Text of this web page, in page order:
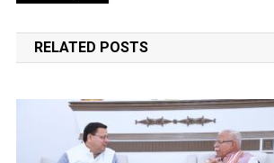
navigation
RELATED POSTS